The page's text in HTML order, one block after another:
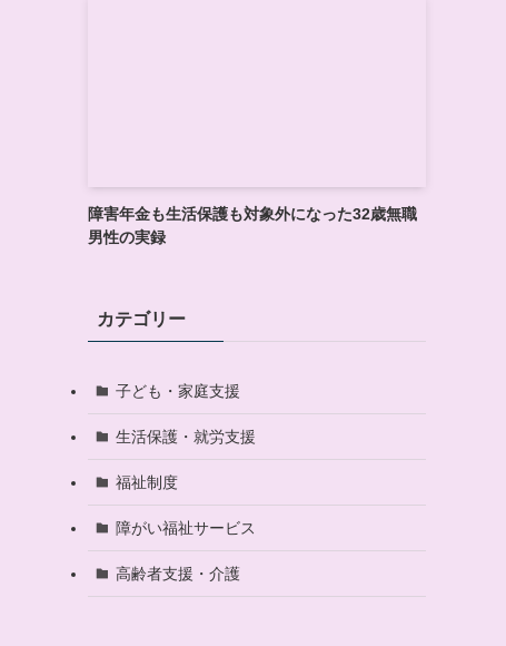
障害年金も生活保護も対象外になった32歳無職
男性の実録
カテゴリー
子ども・家庭支援
生活保護・就労支援
福祉制度
障がい福祉サービス
高齢者支援・介護